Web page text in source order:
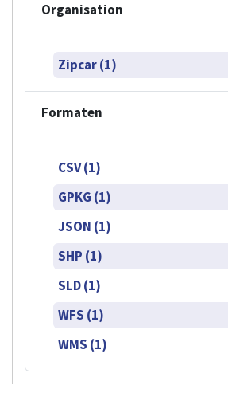
Organisation
Zipcar (1)
Formaten
CSV (1)
GPKG (1)
JSON (1)
SHP (1)
SLD (1)
WFS (1)
WMS (1)